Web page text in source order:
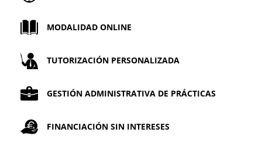
MODALIDAD ONLINE
TUTORIZACIÓN PERSONALIZADA
GESTIÓN ADMINISTRATIVA DE PRÁCTICAS
FINANCIACIÓN SIN INTERESES